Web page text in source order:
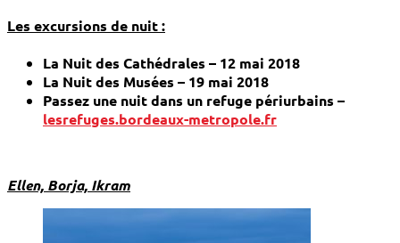
Les excursions de nuit :
La Nuit des Cathédrales – 12 mai 2018
La Nuit des Musées – 19 mai 2018
Passez une nuit dans un refuge périurbains –
lesrefuges.bordeaux-metropole.fr
Ellen, Borja, Ikram